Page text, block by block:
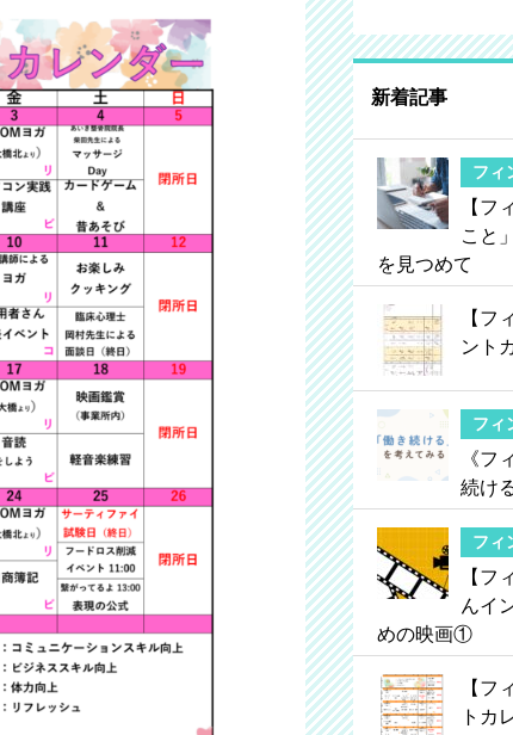
新着記事
フィ
【フ
こと
を見つめて
【フ
ント
フィ
《フ
続け
フィ
【フ
んイ
めの映画①
【フ
トカ